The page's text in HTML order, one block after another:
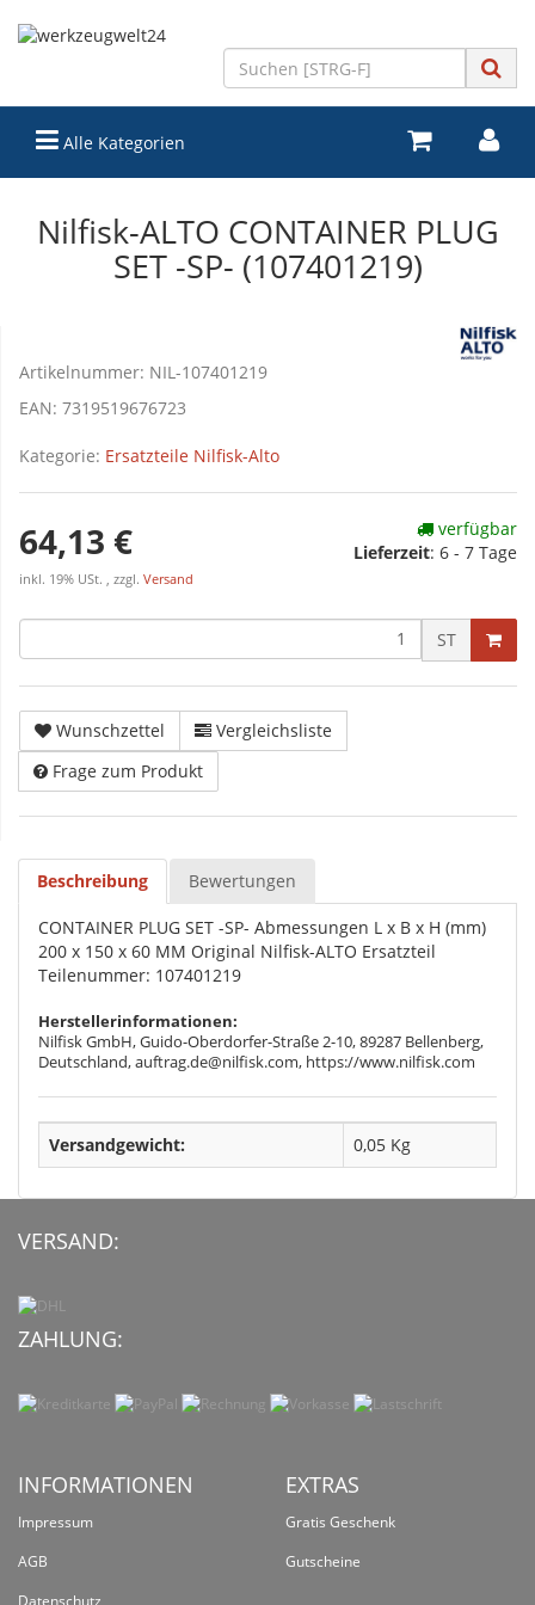
Alle Kategorien
Nilfisk-ALTO CONTAINER PLUG
SET -SP- (107401219)
Artikelnummer: NIL-107401219
EAN: 7319519676723
Kategorie: Ersatzteile Nilfisk-Alto
64,13 €
inkl. 19% USt. , zzgl. Versand
verfügbar
Lieferzeit: 6 - 7 Tage
ST
Wunschzettel
Vergleichsliste
Frage zum Produkt
Beschreibung Bewertungen
CONTAINER PLUG SET -SP- Abmessungen L x B x H (mm)
200 x 150 x 60 MM Original Nilfisk-ALTO Ersatzteil
Teilenummer: 107401219
Herstellerinformationen:
Nilfisk GmbH, Guido-Oberdorfer-Straße 2-10, 89287 Bellenberg,
Deutschland, auftrag.de@nilfisk.com, https://www.nilfisk.com
Versandgewicht: 0,05 Kg
VERSAND:
ZAHLUNG:
INFORMATIONEN
Impressum
AGB
EXTRAS
Gratis Geschenk
Gutscheine